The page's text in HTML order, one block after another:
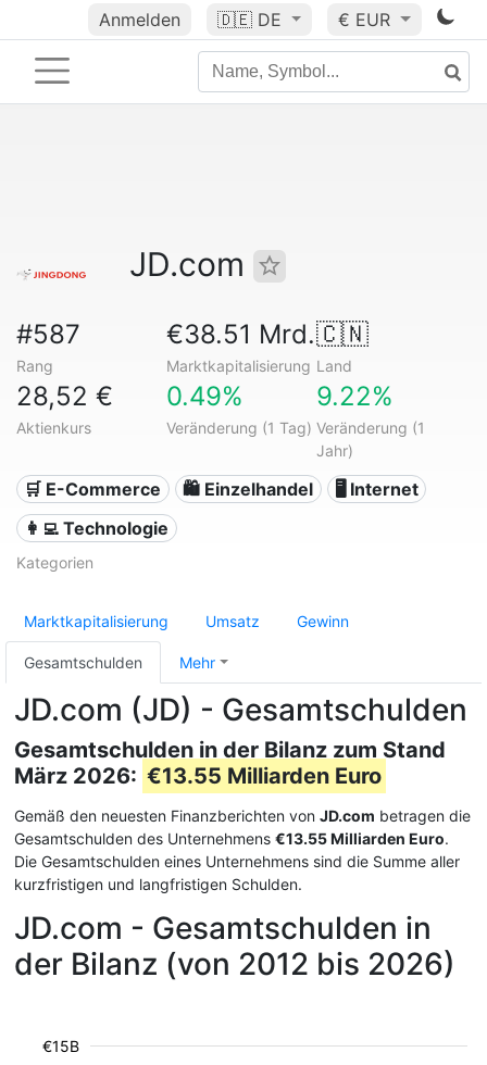
Anmelden 🇩🇪 DE € EUR
JD.com
#587
Rang
€38.51 Mrd.
Marktkapitalisierung
🇨🇳
Land
28,52 €
Aktienkurs
0.49%
Veränderung (1 Tag)
9.22%
Veränderung (1
Jahr)
🛒 E-Commerce 🛍️ Einzelhandel
🖥️ Internet
👩‍💻 Technologie
Kategorien
Marktkapitalisierung Umsatz Gewinn
Gesamtschulden Mehr
JD.com (JD) - Gesamtschulden
Gesamtschulden in der Bilanz zum Stand
März 2026: €13.55 Milliarden Euro
Gemäß den neuesten Finanzberichten von JD.com betragen die
Gesamtschulden des Unternehmens €13.55 Milliarden Euro.
Die Gesamtschulden eines Unternehmens sind die Summe aller
kurzfristigen und langfristigen Schulden.
JD.com - Gesamtschulden in
der Bilanz (von 2012 bis 2026)
€15B